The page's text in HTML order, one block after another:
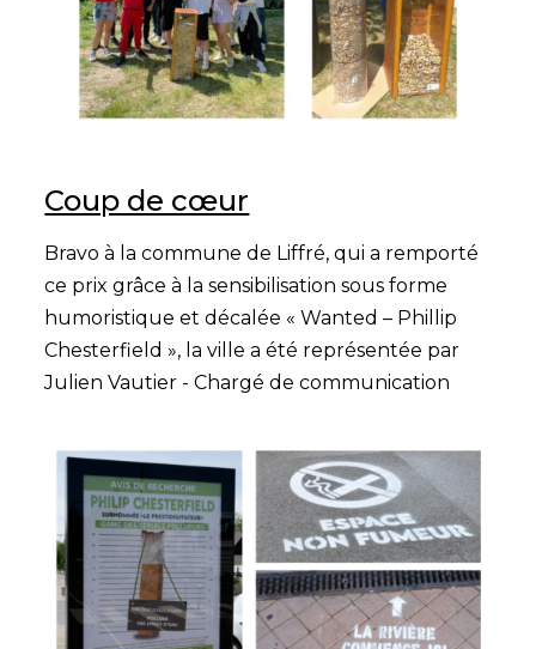
Coup de cœur
Bravo à la commune de Liffré, qui a remporté
ce prix grâce à la sensibilisation sous forme
humoristique et décalée « Wanted – Phillip
Chesterfield », la ville a été représentée par
Julien Vautier - Chargé de communication